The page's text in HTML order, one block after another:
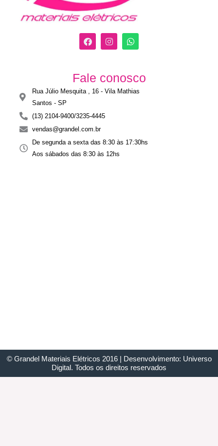
F
a
o
k
I
n
g
r
a
W
h
a
p
p
Fale conosco
Rua Júlio Mesquita , 16 - Vila Mathias
Santos - SP​
(13) 2104-9400/3235-4445
vendas@grandel.com.br
De segunda a sexta das 8:30 às 17:30hs
Aos sábados das 8:30 às 12hs
© Grandel Materiais Elétricos 2016 | Desenvolvimento: Universo
Digital. Todos os direitos reservados